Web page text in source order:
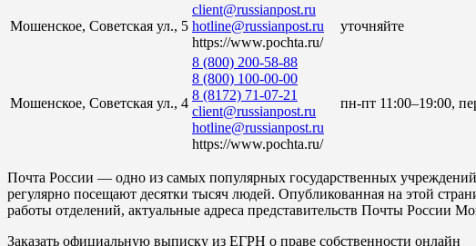
Мошенское, Советская ул., 5
client@russianpost.ru
hotline@russianpost.ru
https://www.pochta.ru/
уточняйте
Мошенское, Советская ул., 4
8 (800) 200-58-88
8 (800) 100-00-00
8 (8172) 71-07-21
client@russianpost.ru
hotline@russianpost.ru
https://www.pochta.ru/
пн-пт 11:00–19:00,
Почта России — одно из самых популярных государственных
регулярно посещают десятки тысяч людей. Опубликованная на этой
работы отделений, актуальные адреса представительств Почты России
Заказать официальную выписку из ЕГРН о праве собственности онлайн